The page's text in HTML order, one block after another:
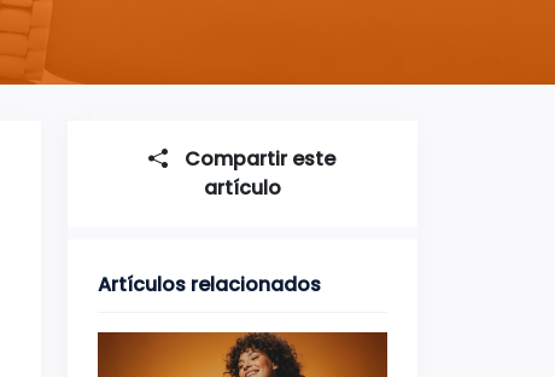
Compartir este
artículo
Artículos relacionados